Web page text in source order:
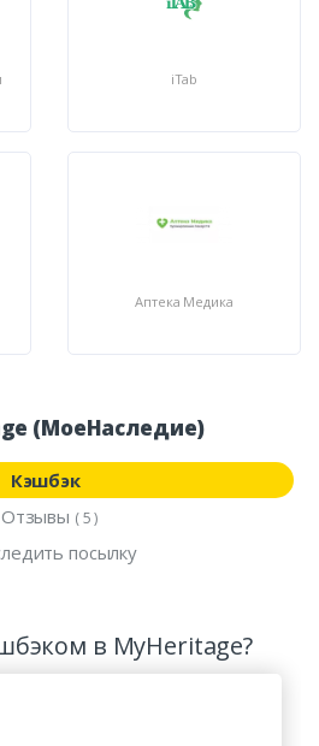
iTab
Аптека Медика
(МоеНаследие)
Кэшбэк
Отзывы ( 5 )
посылку
в MyHeritage?